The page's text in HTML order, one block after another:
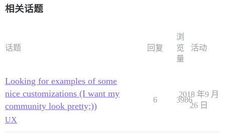
相关话题
话题 回复
浏
览
量
活动
Looking for examples of some
nice customizations (I want my
community look pretty;))
UX
6 3986
2018 年9 月
26 日